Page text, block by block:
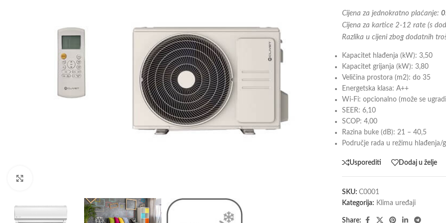
Cijena za jednokratno plaćanje:
Cijena za kartice 2-12 rate (s
Razlika u cijeni zbog dodatnih
Kapacitet hlađenja (kW): 3,50
Kapacitet grijanja (kW): 3,80
Veličina prostora (m2): do 35
Energetska klasa: A++
Wi-Fi: opcionalno (može se
SEER: 6,10
SCOP: 4,00
Razina buke (dB): 21 – 40,5
Područje rada u režimu
Usporediti Dodaj u želje
SKU: C0001
Kategorija: Klima uređaji
Share: